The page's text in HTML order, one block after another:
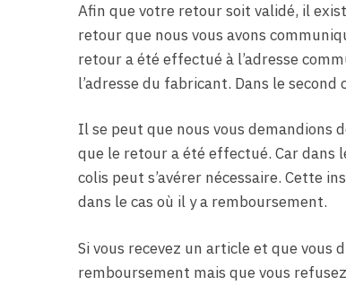
Afin que votre retour soit validé, il
retour que nous vous avons
retour a été effectué à l’adresse
l’adresse du fabricant. Dans le
Il se peut que nous vous demandions
que le retour a été effectué. Car dans
colis peut s’avérer nécessaire. Cette
dans le cas où il y a remboursement.
Si vous recevez un article et que vous
remboursement mais que vous